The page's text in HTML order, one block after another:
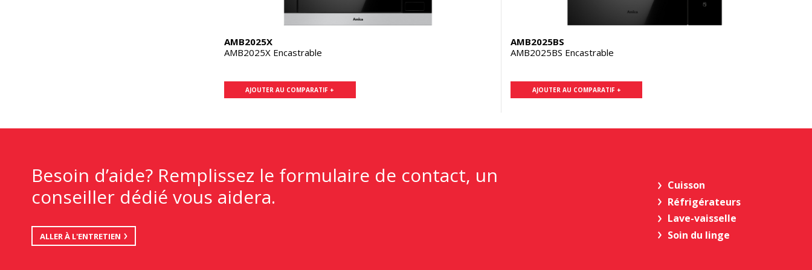
AMB2025X
AMB2025X Encastrable
AJOUTER AU COMPARATIF +
AMB2025BS
AMB2025BS Encastrable
AJOUTER AU COMPARATIF +
Besoin d’aide? Remplissez le formulaire de contact, un
conseiller dédié vous aidera.
ALLER À L'ENTRETIEN
Cuisson
Réfrigérateurs
Lave-vaisselle
Soin du linge